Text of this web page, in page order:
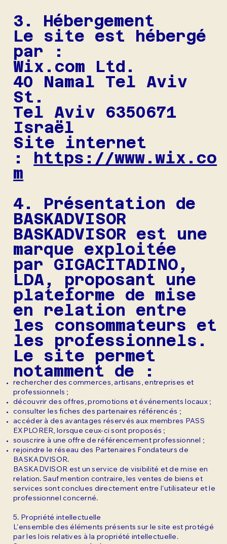
3. Hébergement
Le site est hébergé
par :
Wix.com Ltd.
40 Namal Tel Aviv
St.
Tel Aviv 6350671
Israël
Site internet
: https://www.wix.co
m
4. Présentation de
BASKADVISOR
BASKADVISOR est une
marque exploitée
par GIGACITADINO,
LDA, proposant une
plateforme de mise
en relation entre
les consommateurs et
les professionnels.
Le site permet
notamment de :
rechercher des commerces, artisans, entreprises et
professionnels ;
découvrir des offres, promotions et événements locaux ;
consulter les fiches des partenaires référencés ;
accéder à des avantages réservés aux membres PASS
EXPLORER, lorsque ceux-ci sont proposés ;
souscrire à une offre de référencement professionnel ;
rejoindre le réseau des Partenaires Fondateurs de
BASKADVISOR.
BASKADVISOR est un service de visibilité et de mise en
relation. Sauf mention contraire, les ventes de biens et
services sont conclues directement entre l'utilisateur et le
professionnel concerné.
5. Propriété intellectuelle
L'ensemble des éléments présents sur le site est protégé
par les lois relatives à la propriété intellectuelle.